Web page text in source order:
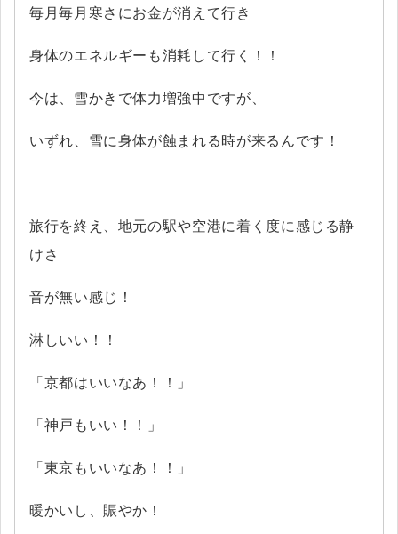
毎月毎月寒さにお金が消えて行き
身体のエネルギーも消耗して行く！！
今は、雪かきで体力増強中ですが、
いずれ、雪に身体が蝕まれる時が来るんです！
旅行を終え、地元の駅や空港に着く度に感じる静
けさ
音が無い感じ！
淋しいい！！
「京都はいいなあ！！」
「神戸もいい！！」
「東京もいいなあ！！」
暖かいし、賑やか！